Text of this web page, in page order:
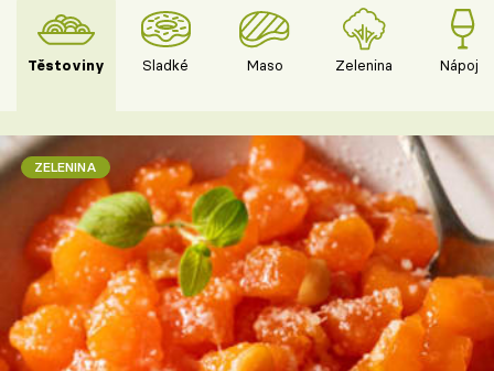
Těstoviny Sladké Maso Zelenina Nápoje
ZELENINA